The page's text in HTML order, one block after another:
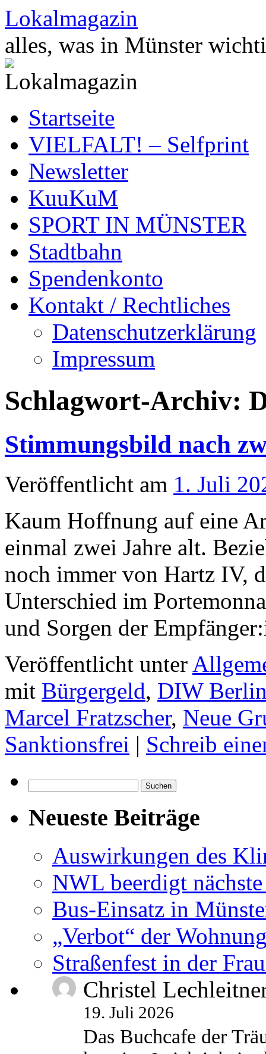
Zum
Inhalt
springen
Lokalmagazin
alles, was in Münster
Startseite
VIELFALT! – Selfprint
Newsletter
KuuKuM
SPORT IN MÜNSTER
Stadtbahn
Spendenkonto
Kontakt / Rechtliches
Datenschutzerklärung
Impressum
Schlagwort-Archiv:
Stimmungsbild nach
Veröffentlicht am 1. Juli
Kaum Hoffnung auf eine
einmal zwei Jahre alt.
noch immer von Hartz IV,
Unterschied im
und Sorgen der
Veröffentlicht unter
mit Bürgergeld, DIW
Marcel Fratzscher, Neue
Sanktionsfrei | Schreib
nach:
Neueste Beiträge
Auswirkungen des
NWL beerdigt
Bus-Einsatz in
„Verbot“ der
Straßenfest in der
Christel
19. Juli 2026
Das Buchcafe der